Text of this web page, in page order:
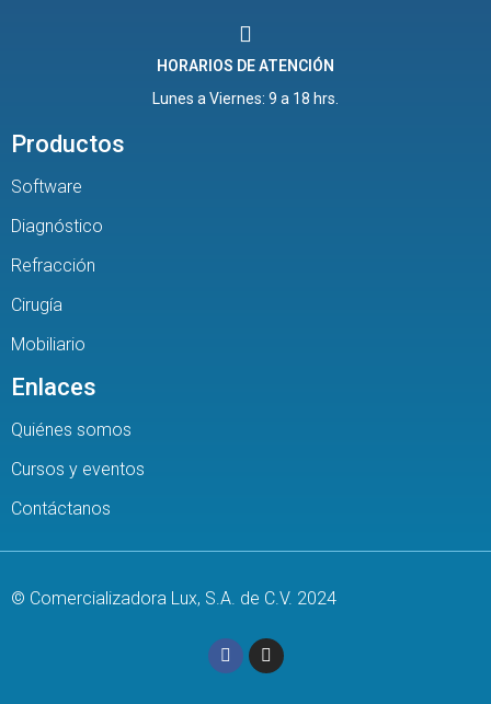
HORARIOS DE ATENCIÓN
Lunes a Viernes: 9 a 18 hrs.
Productos
Software
Diagnóstico
Refracción
Cirugía
Mobiliario
Enlaces
Quiénes somos
Cursos y eventos
Contáctanos
© Comercializadora Lux, S.A. de C.V. 2024